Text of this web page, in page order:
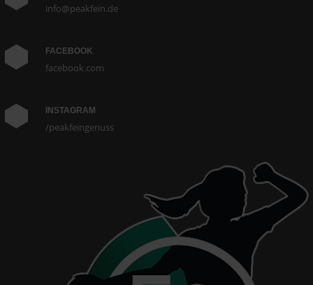
info@peakfein.de
FACEBOOK
facebook.com
INSTAGRAM
/peakfeingenuss